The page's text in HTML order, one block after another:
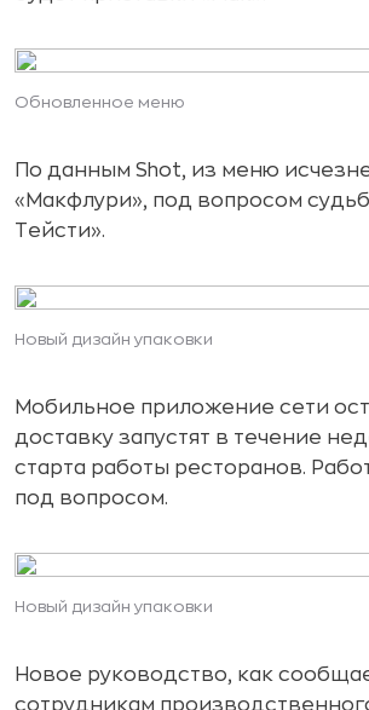
Обновленное меню
По данным Shot, из меню
«Макфлури», под вопросом
Тейсти».
Новый дизайн упаковки
Мобильное приложение сети
доставку запустят в течение
старта работы ресторанов.
под вопросом.
Новый дизайн упаковки
Новое руководство, как
сотрудникам